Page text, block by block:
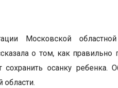
Московской
о том, как правильно
осанку ребенка.